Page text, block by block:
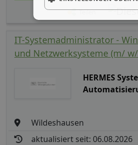
Teilen
IT-Systemadministrator -
und Netzwerksysteme (m/
HERMES
Wildeshausen
aktualisiert seit: 06.08.2026